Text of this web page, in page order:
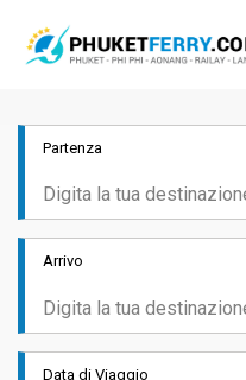
Partenza
Arrivo
Data di Viaggio